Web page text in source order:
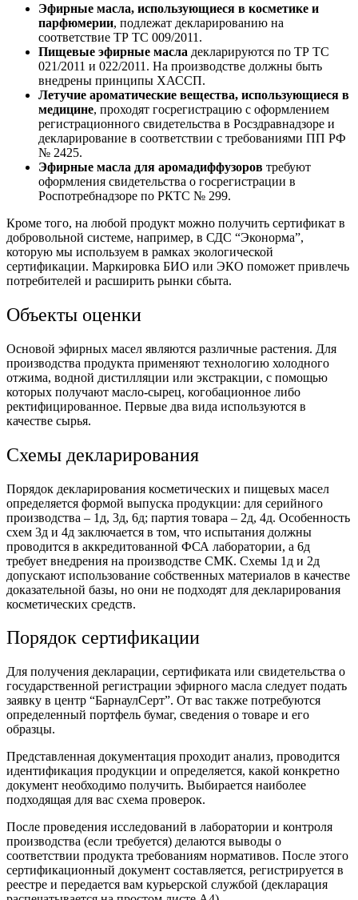
Эфирные масла, использующиеся в косметике и
парфюмерии, подлежат декларированию на
соответствие ТР ТС 009/2011.
Пищевые эфирные масла декларируются по ТР ТС
021/2011 и 022/2011. На производстве должны быть
внедрены принципы ХАССП.
Летучие ароматические вещества, использующиеся в
медицине, проходят госрегистрацию с оформлением
регистрационного свидетельства в Росздравнадзоре и
декларирование в соответствии с требованиями ПП РФ
№ 2425.
Эфирные масла для аромадиффузоров требуют
оформления свидетельства о госрегистрации в
Роспотребнадзоре по РКТС № 299.
Кроме того, на любой продукт можно получить сертификат в
добровольной системе, например, в СДС “Эконорма”,
которую мы используем в рамках экологической
сертификации. Маркировка БИО или ЭКО поможет привлечь
потребителей и расширить рынки сбыта.
Объекты оценки
Основой эфирных масел являются различные растения. Для
производства продукта применяют технологию холодного
отжима, водной дистилляции или экстракции, с помощью
которых получают масло-сырец, когобационное либо
ректифицированное. Первые два вида используются в
качестве сырья.
Схемы декларирования
Порядок декларирования косметических и пищевых масел
определяется формой выпуска продукции: для серийного
производства – 1д, 3д, 6д; партия товара – 2д, 4д. Особенность
схем 3д и 4д заключается в том, что испытания должны
проводится в аккредитованной ФСА лаборатории, а 6д
требует внедрения на производстве СМК. Схемы 1д и 2д
допускают использование собственных материалов в качестве
доказательной базы, но они не подходят для декларирования
косметических средств.
Порядок сертификации
Для получения декларации, сертификата или свидетельства о
государственной регистрации эфирного масла следует подать
заявку в центр “БарнаулСерт”. От вас также потребуются
определенный портфель бумаг, сведения о товаре и его
образцы.
Представленная документация проходит анализ, проводится
идентификация продукции и определяется, какой конкретно
документ необходимо получить. Выбирается наиболее
подходящая для вас схема проверок.
После проведения исследований в лаборатории и контроля
производства (если требуется) делаются выводы о
соответствии продукта требованиям нормативов. После этого
сертификационный документ составляется, регистрируется в
реестре и передается вам курьерской службой (декларация